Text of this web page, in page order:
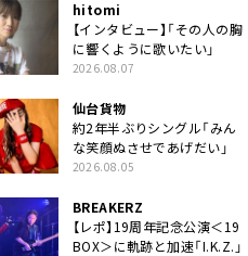
hitomi
【インタビュー】「その人の胸
に響くように歌いたい」
2026.08.07
仙台貨物
約2年半ぶりシングル「みん
な笑顔ぬさせであげだい」
2026.08.05
BREAKERZ
【レポ】19周年記念公演＜19
BOX＞に軌跡と加速「I.K.Z.」